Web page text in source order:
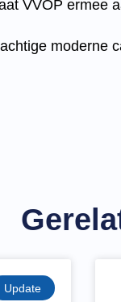
VVOP ermee
moderne
Update